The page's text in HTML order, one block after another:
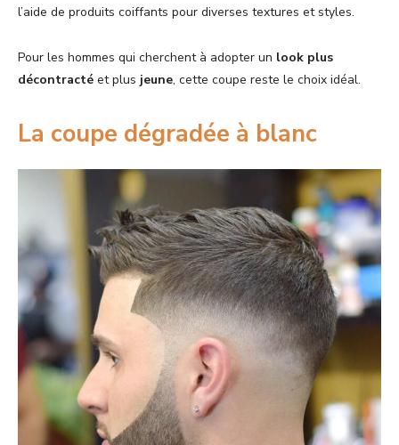
l’aide de produits coiffants pour diverses textures et styles.
Pour les hommes qui cherchent à adopter un look plus
décontracté et plus jeune, cette coupe reste le choix idéal.
La coupe dégradée à blanc